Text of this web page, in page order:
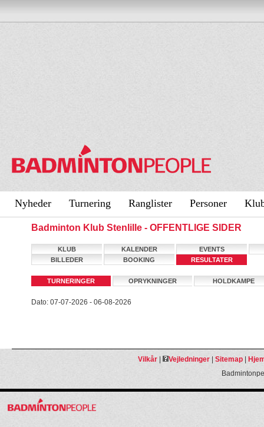
Nyheder Turnering Ranglister Personer
Badminton Klub Stenlille - OFFENTLIGE SIDER
KLUB KALENDER
EVENTS
BILLEDER
BOOKING RESULTATER
TURNERINGER OPRYKNINGER HOLDKAMPE
Dato: 07-07-2026 - 06-08-2026
Vilkår| Vejledninger| Sitemap|